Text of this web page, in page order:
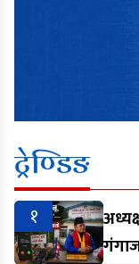
ट्रेण्डिङ
१